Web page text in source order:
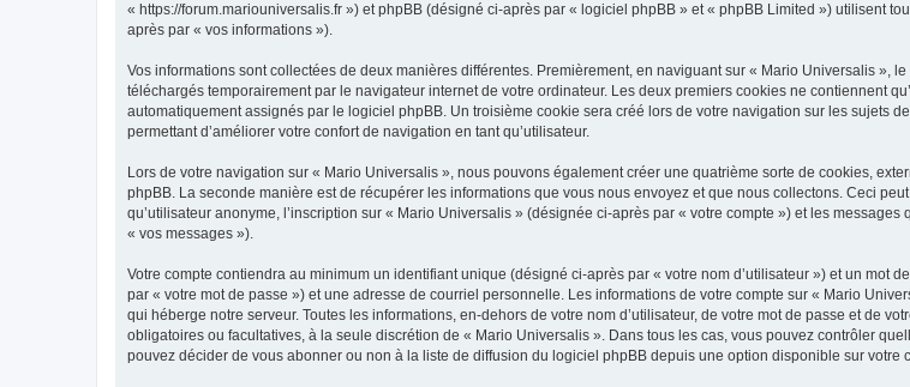
« https://forum.mariouniversalis.fr ») et phpBB (désigné ci-après par « logiciel phpBB » et « phpBB Limited ») utilisent
après par « vos informations »).
Vos informations sont collectées de deux manières différentes. Premièrement, en naviguant sur « Mario Universalis »,
téléchargés temporairement par le navigateur internet de votre ordinateur. Les deux premiers cookies ne contiennent
automatiquement assignés par le logiciel phpBB. Un troisième cookie sera créé lors de votre navigation sur les sujets
permettant d’améliorer votre confort de navigation en tant qu’utilisateur.
Lors de votre navigation sur « Mario Universalis », nous pouvons également créer une quatrième sorte de cookies,
phpBB. La seconde manière est de récupérer les informations que vous nous envoyez et que nous collectons. Ceci
qu’utilisateur anonyme, l’inscription sur « Mario Universalis » (désignée ci-après par « votre compte ») et les
« vos messages »).
Votre compte contiendra au minimum un identifiant unique (désigné ci-après par « votre nom d’utilisateur ») et un mot
par « votre mot de passe ») et une adresse de courriel personnelle. Les informations de votre compte sur « Mario
qui héberge notre serveur. Toutes les informations, en-dehors de votre nom d’utilisateur, de votre mot de passe et de
obligatoires ou facultatives, à la seule discrétion de « Mario Universalis ». Dans tous les cas, vous pouvez contrôler
pouvez décider de vous abonner ou non à la liste de diffusion du logiciel phpBB depuis une option disponible sur votre